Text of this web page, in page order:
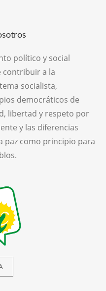
político y social
contribuir a la
socialista,
democráticos de
libertad y respeto por
y las diferencias
paz como principio para